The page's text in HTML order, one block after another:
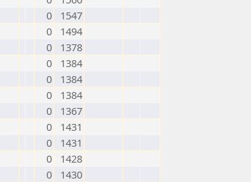
0
1547
0
1494
0
1378
0
1384
0
1384
0
1384
0
1367
0
1431
0
1431
0
1428
0
1430